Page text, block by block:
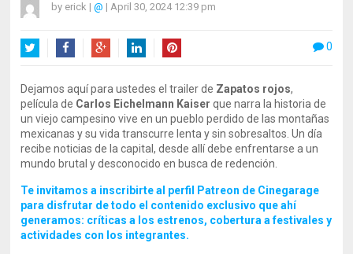
by erick | @ | April 30, 2024 12:39 pm
0
Dejamos aquí para ustedes el trailer de Zapatos rojos,
película de Carlos Eichelmann Kaiser que narra la historia de
un viejo campesino vive en un pueblo perdido de las montañas
mexicanas y su vida transcurre lenta y sin sobresaltos. Un día
recibe noticias de la capital, desde allí debe enfrentarse a un
mundo brutal y desconocido en busca de redención.
Te invitamos a inscribirte al perfil Patreon de Cinegarage
para disfrutar de todo el contenido exclusivo que ahí
generamos: críticas a los estrenos, cobertura a festivales y
actividades con los integrantes.